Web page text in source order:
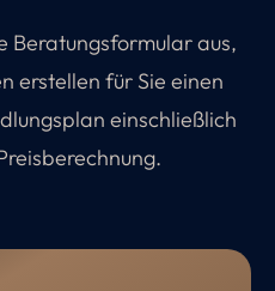
Beratungsformular aus,
erstellen für Sie einen
einschließlich